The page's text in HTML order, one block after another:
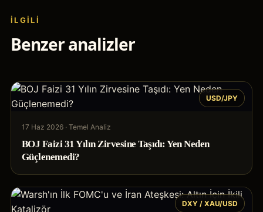
İLGILI
Benzer analizler
USD/JPY
17 Haz 2026 · Temel Analiz
BOJ Faizi 31 Yılın Zirvesine Taşıdı: Yen Neden
Güçlenemedi?
DXY / XAU/USD